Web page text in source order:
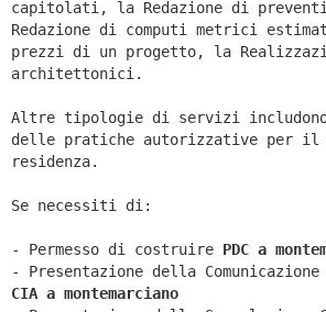
capitolati, la Redazione di
Redazione di computi metrici
prezzi di un progetto, la
architettonici.
Altre tipologie di servizi includono
delle pratiche autorizzative per il
residenza.
Se necessiti di:
- Permesso di costruire PDC a
- Presentazione della
CIA a montemarciano